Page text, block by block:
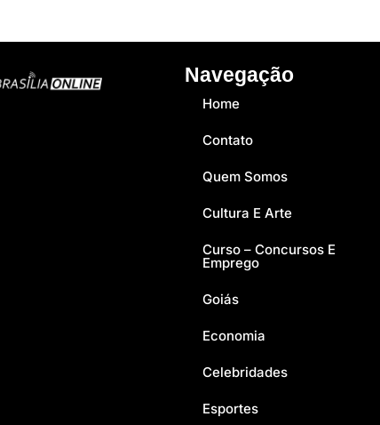
Navegação
Home
Contato
Quem Somos
Cultura E Arte
Curso – Concursos E
Emprego
Goiás
Economia
Celebridades
Esportes